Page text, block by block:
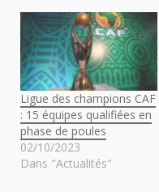
Ligue des champions CAF
: 15 équipes qualifiées en
phase de poules
02/10/2023
Dans "Actualités"